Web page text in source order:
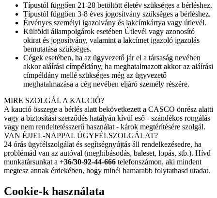
Típustól függően 21-28 betöltött életév szükséges a bérléshez.
Típustól függően 3-8 éves jogosítvány szükséges a bérléshez.
Érvényes személyi igazolvány és lakcímkártya vagy útlevél.
Külföldi állampolgárok esetében Útlevél vagy azonosító
okirat és jogosítvány, valamint a lakcímet igazoló igazolás
bemutatása szükséges.
Cégek esetében, ha az ügyvezető jár el a társaság nevében
akkor aláírási címpéldány, ha meghatalmazott akkor az aláírási
címpéldány mellé szükséges még az ügyvezető
meghatalmazása a cég nevében eljáró személy részére.
MIRE SZOLGÁL A KAUCIÓ?
A kaució összege a bérlés alatt bekövetkezett a CASCO önrész alatti
vagy a biztosítási szerződés hatályán kívül eső - szándékos rongálás
vagy nem rendeltetésszerű használat - károk megtérítésére szolgál.
VAN ÉJJEL-NAPPAL ÜGYFÉLSZOLGÁLAT?
24 órás ügyfélszolgálat és segítségnyújtás áll rendelkezésedre, ha
problémád van az autóval (meghibásodás, baleset, lopás, stb.). Hívd
munkatársunkat a +36/30-92-44-666 telefonszámon, aki mindent
megtesz annak érdekében, hogy minél hamarabb folytathasd utadat.
Cookie-k használata